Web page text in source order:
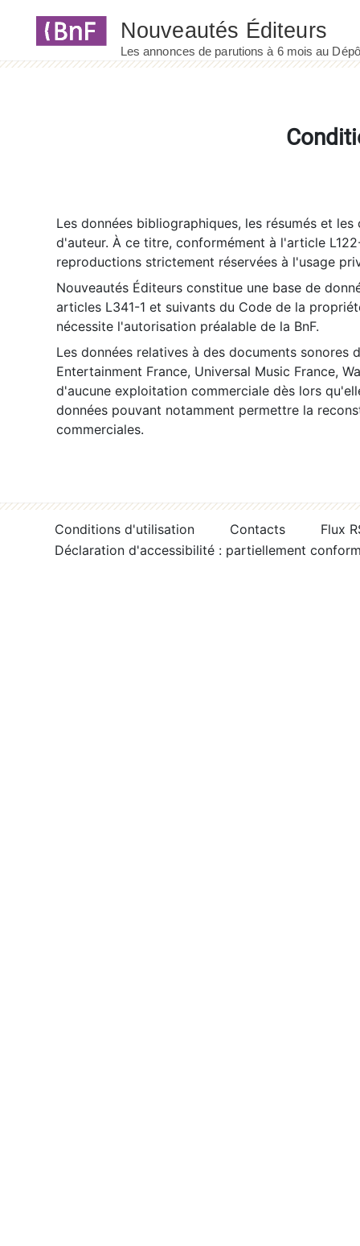
Les données bibliographiques, les résumés et
d'auteur. À ce titre, conformément à l'article
reproductions strictement réservées à l'usage
Nouveautés Éditeurs constitue une base de
articles L341-1 et suivants du Code de la
nécessite l'autorisation préalable de la BnF.
Les données relatives à des documents sonores
Entertainment France, Universal Music France,
d'aucune exploitation commerciale dès lors
données pouvant notamment permettre la
commerciales.
Conditions d'utilisation Contacts
Flux
Déclaration d'accessibilité : partiellement